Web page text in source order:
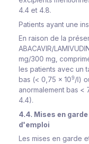
4.4 et 4.8.
Patients ayant une
En raison de la
ABACAVIR/
mg/300 mg,
les patients avec un
bas (< 0,75 x 109/l)
anormalement bas <
4.4).
4.4. Mises en
d'emploi
Les mises en garde